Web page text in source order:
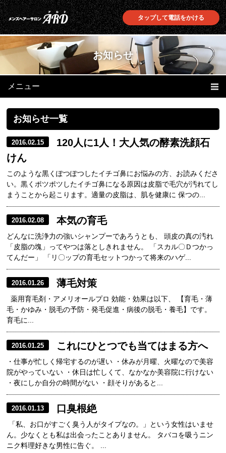
タップして電話をかける
お知らせ
メニュー
ホーム 初めての方へ
よくあるご質問 プロフィール
アメリオールの効果 定期お届けサービス
お知らせ お問い合わせ
お知らせ一覧
2016.02.15
120人に1人！大人気の酵素洗顔石
けん
このような黒くぽつぽつしたイチゴ鼻にお悩みの方、お読みくださ
い。黒くポツポツしたイチゴ鼻になる原因は皮脂で毛穴が汚れてし
まうことから起こります。適量の皮脂は、肌を健康に 保つの...
2016.02.08 本気の育毛
どんなに洗浄力の強いシャンプーであろうとも、 頭皮の真の汚れ
「皮脂の塊」ってやつは落としきれません。 「スカル〇Ｄつかっ
てんだー」 「リ〇ップの育毛セットつかって将来のハゲ...
2016.01.26 薄毛対策
薬用育毛剤・アメリオールプロ 効能・効果は以下、 【育毛・薄
毛・かゆみ・脱毛の予防・発毛促進・病後の脱毛・養毛】です。
育毛に...
2016.01.25 これにひとつでも当てはまる方へ
・仕事が忙しく帰宅するのが遅い ・休みが月曜、火曜なので美容
院がやっていない ・休日は忙しくて、なかなか美容院に行けない
・夜にしか自分の時間がない ・顔そりがあると...
2016.01.13 口臭根絶
「私、お口がすごく臭う人がタイプなの。」という女性はいませ
ん。少なくとも私は出会ったことありません。 タバコを吸うニン
ニク料理好きな男性に告ぐ。 ...